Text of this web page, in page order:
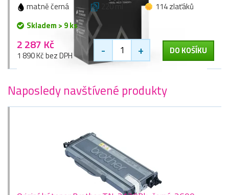
matně černá 220 ml
114 zlaťáků
Skladem > 9 ks
2 287 Kč
1 890 Kč bez DPH - + DO KOŠÍKU
Naposledy navštívené produkty